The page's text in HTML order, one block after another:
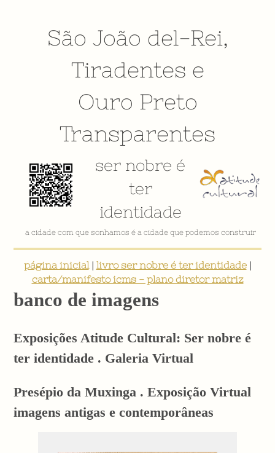
São João del-Rei,
Tiradentes e
Ouro Preto
Transparentes
ser nobre é
ter
identidade
VÍDEO INSTITUCIONAL
página inicial| livro ser nobre é ter identidade|
carta/manifesto icms - plano diretor matriz
banco de imagens
Exposições Atitude Cultural: Ser nobre é
ter identidade . Galeria Virtual
Presépio da Muxinga . Exposição Virtual
imagens antigas e contemporâneas